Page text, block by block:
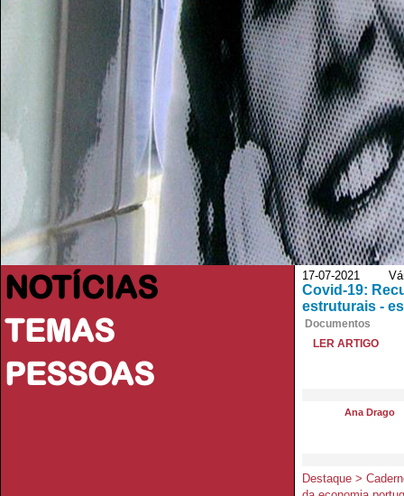
NOTÍCIAS
TEMAS
PESSOAS
17-07-2021
Covid-19:
estruturais -
Documentos
LER ARTIGO
Ana Drago
Destaque >